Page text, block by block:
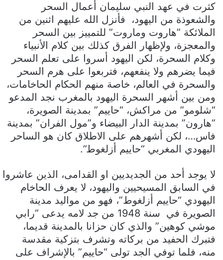
كثرت في عهد النبي سليمان أعمال السحر
والشعوذة من اليهود، فأنزل الله عليهم اثنين من
الملائكة ”هاروت وماروت” للتمييز بين السحر
والمعجزة، ولإظهار الفرق كذلك بين كلام الأنبياء
وكلام السحرة، لكن اليهود أسروا على تعلم السحر
فيما يضرهم ولا ينفعهم، فتربعوا على هرم السحر
والسحرة في العالم، خاصة منهم الحكام الحاخامات،
ومن بين أشهر السحرة اليهود بالمغرب نجد المدعو
“شلومو” من مراكش، “حاييم” بمدينة الصويرة،
“هارون” بمدينة الدار البيضاء و”مول الفران” بمدينة
فاس…، لكن أشهرهم على الاطلاق كان هو الساحر
اليهودي المغربي “حاييم أزلغوط”.
لا يوجد أحد من الجديديين او القدامى، الذين عاشروا
في السابق المسيحيين واليهود، لا يعرف الحاخام
اليهودي “حاييم أزلغوط”، فهو من مواليد مدينة
الصويرة في سنة 1948 من جد لامه يدعى “رابي
موشي كوهين” والذي كان حزانا بالمدينة قديما،
فتبرك الحفيد من بركاته وتشرف بتزكية مقدسة
منه، فلما توفي الجد تولى “حاييم” بالإشراف على